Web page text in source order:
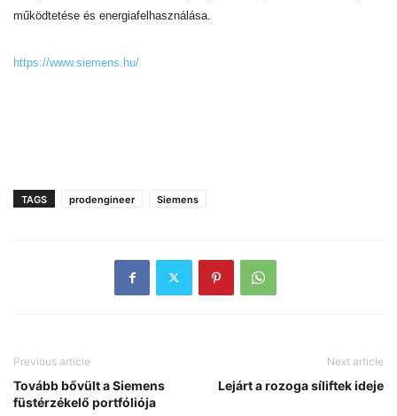
működtetése és energiafelhasználása.
https://www.siemens.hu/
TAGS prodengineer Siemens
Previous article
Tovább bővült a Siemens
füstérzékelő portfóliója
Next article
Lejárt a rozoga síliftek ideje